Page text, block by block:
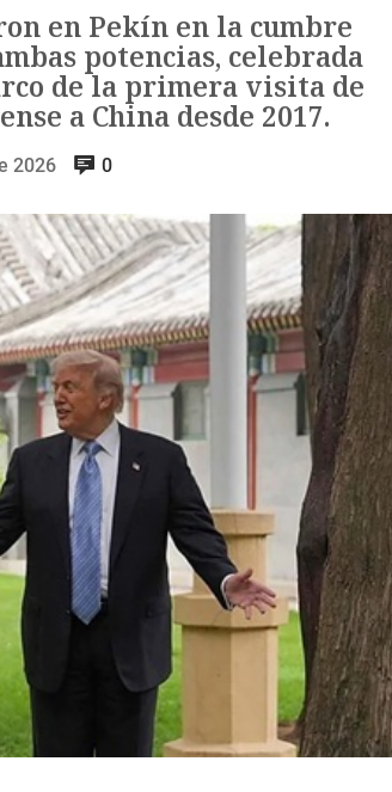
en Pekín en la cumbre
potencias, celebrada
de la primera visita de
a China desde 2017.
2026 0